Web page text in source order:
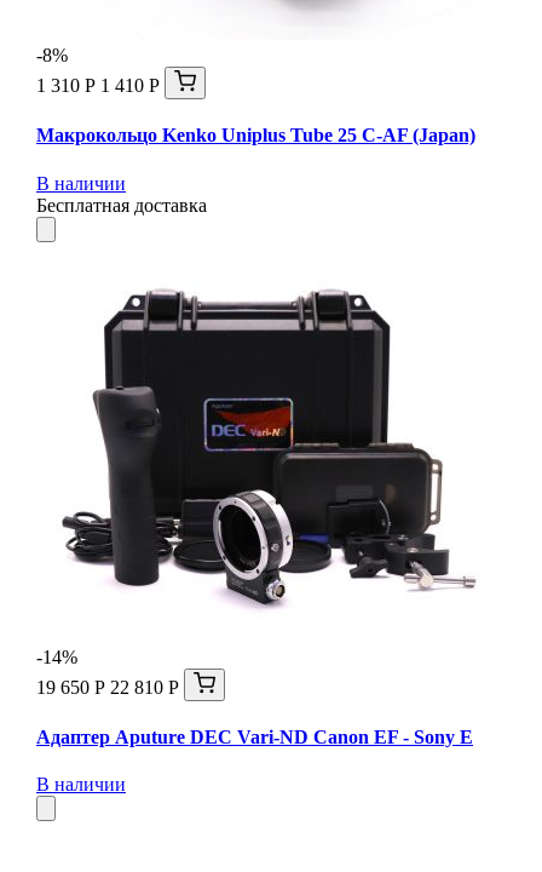
-8%
1 310 Р 1 410 Р
Макрокольцо Kenko Uniplus Tube 25 C-AF (Japan)
В наличии
Бесплатная доставка
-14%
19 650 Р 22 810 Р
Адаптер Aputure DEC Vari-ND Canon EF - Sony E
В наличии